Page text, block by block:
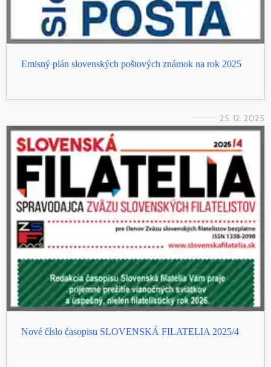
Emisný plán slovenských poštových známok na rok 2025
25. 12. 2025
Nové číslo časopisu SLOVENSKÁ FILATELIA 2025/4